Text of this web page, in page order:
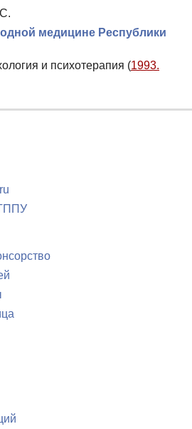
медицине Республики
и психотерапия (1993.